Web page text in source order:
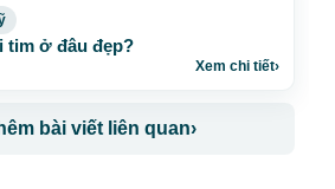
tim ở đâu đẹp?
Xem chi tiết›
bài viết liên quan›